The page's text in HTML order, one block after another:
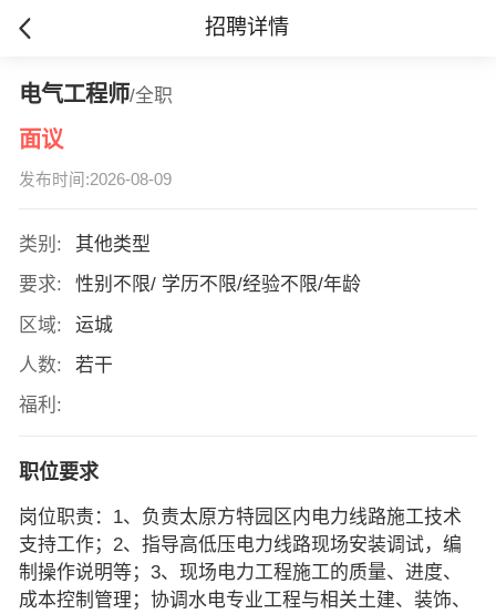
招聘详情
电气工程师/全职
面议
发布时间:2026-08-09
类别:
其他类型
要求:
性别不限/ 学历不限/经验不限/年龄
区域:
运城
人数:
若干
福利:
职位要求
岗位职责：1、负责太原方特园区内电力线路施工技术
支持工作；2、指导高低压电力线路现场安装调试，编
制操作说明等；3、现场电力工程施工的质量、进度、
成本控制管理；协调水电专业工程与相关土建、装饰、